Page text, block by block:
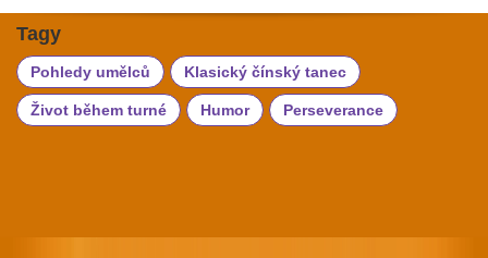
Tagy
Pohledy umělců Klasický čínský tanec
Život během turné Humor Perseverance